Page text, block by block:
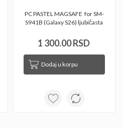
PC PASTEL MAGSAFE  for SM-
S941B (Galaxy S26) ljubičasta
1 300.00 RSD
Dodaj u korpu